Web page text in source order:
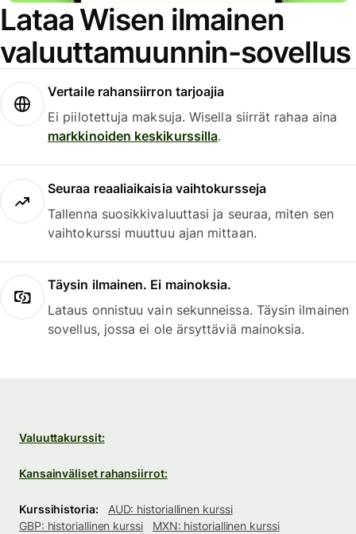
Lataa Wisen ilmainen
valuuttamuunnin-sovellus
Vertaile rahansiirron tarjoajia
Ei piilotettuja maksuja. Wisella siirrät rahaa aina
markkinoiden keskikurssilla.
Seuraa reaaliaikaisia vaihtokursseja
Tallenna suosikkivaluuttasi ja seuraa, miten sen
vaihtokurssi muuttuu ajan mittaan.
Täysin ilmainen. Ei mainoksia.
Lataus onnistuu vain sekunneissa. Täysin ilmainen
sovellus, jossa ei ole ärsyttäviä mainoksia.
Valuuttakurssit:
Kansainväliset rahansiirrot:
Kurssihistoria:
AUD: historiallinen kurssi
GBP: historiallinen kurssi
MXN: historiallinen kurssi